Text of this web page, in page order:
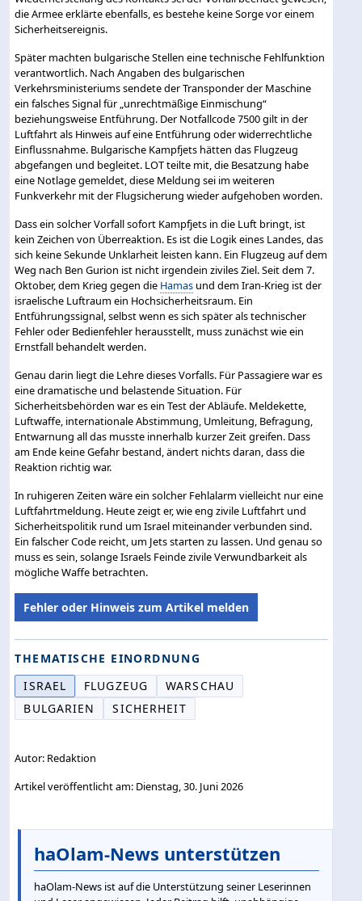
die Armee erklärte ebenfalls, es bestehe keine Sorge vor einem
Sicherheitsereignis.
Später machten bulgarische Stellen eine technische Fehlfunktion
verantwortlich. Nach Angaben des bulgarischen
Verkehrsministeriums sendete der Transponder der Maschine
ein falsches Signal für „unrechtmäßige Einmischung“
beziehungsweise Entführung. Der Notfallcode 7500 gilt in der
Luftfahrt als Hinweis auf eine Entführung oder widerrechtliche
Einflussnahme. Bulgarische Kampfjets hätten das Flugzeug
abgefangen und begleitet. LOT teilte mit, die Besatzung habe
eine Notlage gemeldet, diese Meldung sei im weiteren
Funkverkehr mit der Flugsicherung wieder aufgehoben worden.
Dass ein solcher Vorfall sofort Kampfjets in die Luft bringt, ist
kein Zeichen von Überreaktion. Es ist die Logik eines Landes, das
sich keine Sekunde Unklarheit leisten kann. Ein Flugzeug auf dem
Weg nach Ben Gurion ist nicht irgendein ziviles Ziel. Seit dem 7.
Oktober, dem Krieg gegen die Hamas und dem Iran-Krieg ist der
israelische Luftraum ein Hochsicherheitsraum. Ein
Entführungssignal, selbst wenn es sich später als technischer
Fehler oder Bedienfehler herausstellt, muss zunächst wie ein
Ernstfall behandelt werden.
Genau darin liegt die Lehre dieses Vorfalls. Für Passagiere war es
eine dramatische und belastende Situation. Für
Sicherheitsbehörden war es ein Test der Abläufe. Meldekette,
Luftwaffe, internationale Abstimmung, Umleitung, Befragung,
Entwarnung all das musste innerhalb kurzer Zeit greifen. Dass
am Ende keine Gefahr bestand, ändert nichts daran, dass die
Reaktion richtig war.
In ruhigeren Zeiten wäre ein solcher Fehlalarm vielleicht nur eine
Luftfahrtmeldung. Heute zeigt er, wie eng zivile Luftfahrt und
Sicherheitspolitik rund um Israel miteinander verbunden sind.
Ein falscher Code reicht, um Jets starten zu lassen. Und genau so
muss es sein, solange Israels Feinde zivile Verwundbarkeit als
mögliche Waffe betrachten.
Fehler oder Hinweis zum Artikel melden
THEMATISCHE EINORDNUNG
ISRAEL
FLUGZEUG
WARSCHAU
BULGARIEN
SICHERHEIT
Autor: Redaktion
Artikel veröffentlicht am: Dienstag, 30. Juni 2026
haOlam-News unterstützen
haOlam-News ist auf die Unterstützung seiner Leserinnen